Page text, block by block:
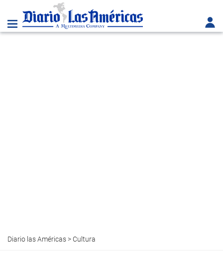
Diario las Américas> Cultura